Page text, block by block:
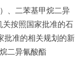
、二苯基甲烷二异
关按照国家批准的石
批准的相关规划的新
二异氰酸酯